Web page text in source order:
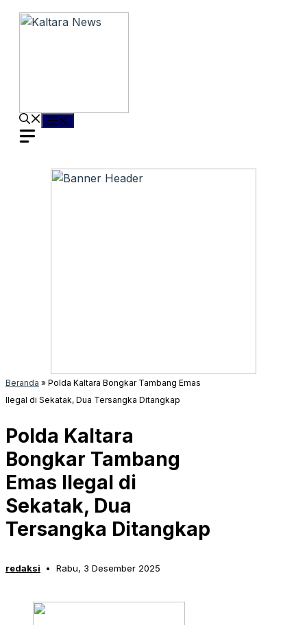
Langsung
Menu
Beranda » Polda Kaltara Bongkar Tambang Emas
Ilegal di Sekatak, Dua Tersangka Ditangkap
Polda Kaltara
Bongkar Tambang
Emas Ilegal di
Sekatak, Dua
Tersangka Ditangkap
redaksi Rabu, 3 Desember 2025